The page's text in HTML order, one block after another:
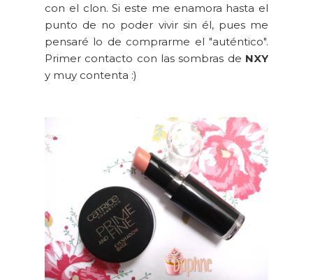
con el clon. Si este me enamora hasta el
punto de no poder vivir sin él, pues me
pensaré lo de comprarme el "auténtico".
Primer contacto con las sombras de NXY
y muy contenta :)